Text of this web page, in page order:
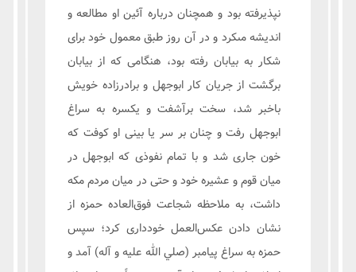
نپذيرفته بود و همچنان درباره آئين او مطالعه و
انديشه مى‏كرد و در آن روز طبق معمول خود براى
شكار به بيابان رفته بود، هنگامى كه از بيابان
برگشت از جريان كار ابوجهل و برادرزاده خويش
باخبر شد، سخت برآشفت و يكسره به سراغ
ابوجهل رفت و چنان بر سر يا بينى او كوفت كه
خون جارى شد و با تمام نفوذى كه ابوجهل در
ميان قوم و عشيره خود و حتى در ميان مردم مكه
داشت، به ملاحظه شجاعت فوق‌العاده حمزه از
نشان دادن عکس‌العمل خوددارى كرد؛ سپس
حمزه به سراغ پيامبر (صلي الله عليه و آله) آمد و